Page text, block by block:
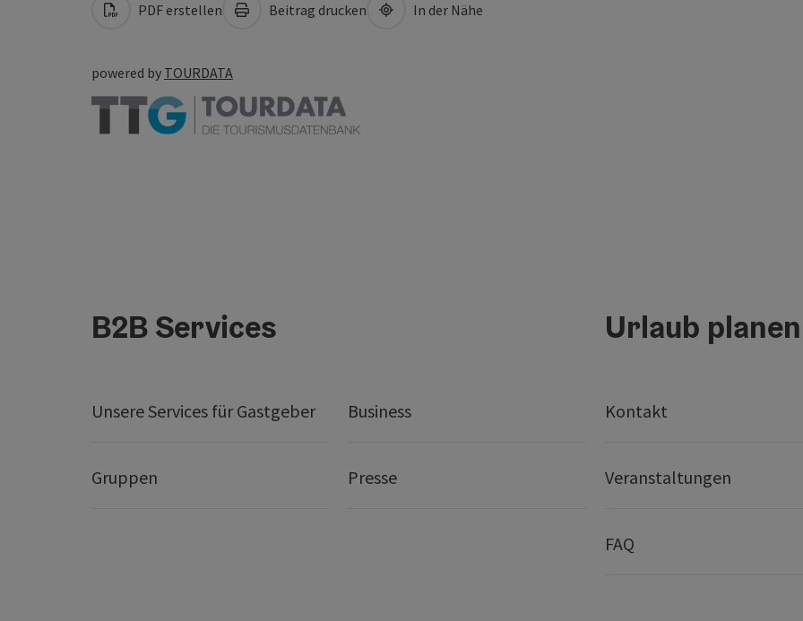
PDF erstellen Beitrag drucken In der Nähe
powered by TOURDATA
B2B Services
Unsere Services für Gastgeber Business
Gruppen Presse
Urlaub
Kontakt
Veranstaltungen
FAQ